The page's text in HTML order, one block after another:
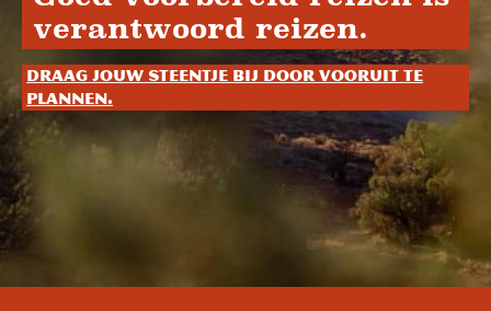
verantwoord reizen.
Draag jouw steentje bij door vooruit te
plannen.